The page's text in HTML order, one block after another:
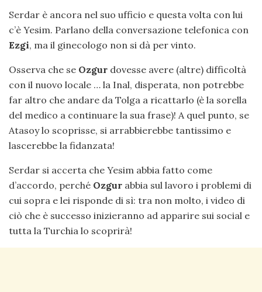
Serdar è ancora nel suo ufficio e questa volta con lui
c’è Yesim. Parlano della conversazione telefonica con
Ezgi, ma il ginecologo non si dà per vinto.
Osserva che se Ozgur dovesse avere (altre) difficoltà
con il nuovo locale … la Inal, disperata, non potrebbe
far altro che andare da Tolga a ricattarlo (è la sorella
del medico a continuare la sua frase)! A quel punto, se
Atasoy lo scoprisse, si arrabbierebbe tantissimo e
lascerebbe la fidanzata!
Serdar si accerta che Yesim abbia fatto come
d’accordo, perché Ozgur abbia sul lavoro i problemi di
cui sopra e lei risponde di sì: tra non molto, i video di
ciò che è successo inizieranno ad apparire sui social e
tutta la Turchia lo scoprirà!